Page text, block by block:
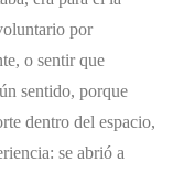
por
o sentir que
sentido, porque
dentro del espacio,
se abrió a